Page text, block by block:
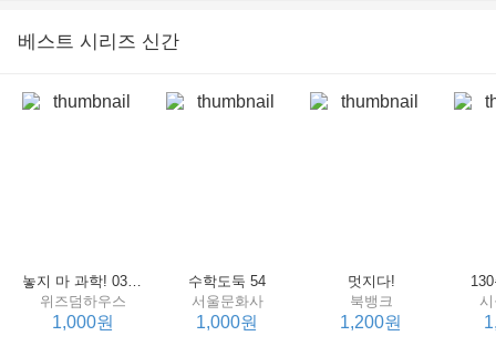
베스트 시리즈 신간
놓지 마 과학! 03 : 정신이 공룡에 정신 놓다
위즈덤하우스
1,000원
수학도둑 54
서울문화사
1,000원
멋지다!
북뱅크
1,200원